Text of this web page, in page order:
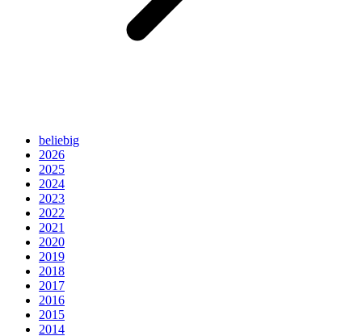
beliebig
2026
2025
2024
2023
2022
2021
2020
2019
2018
2017
2016
2015
2014